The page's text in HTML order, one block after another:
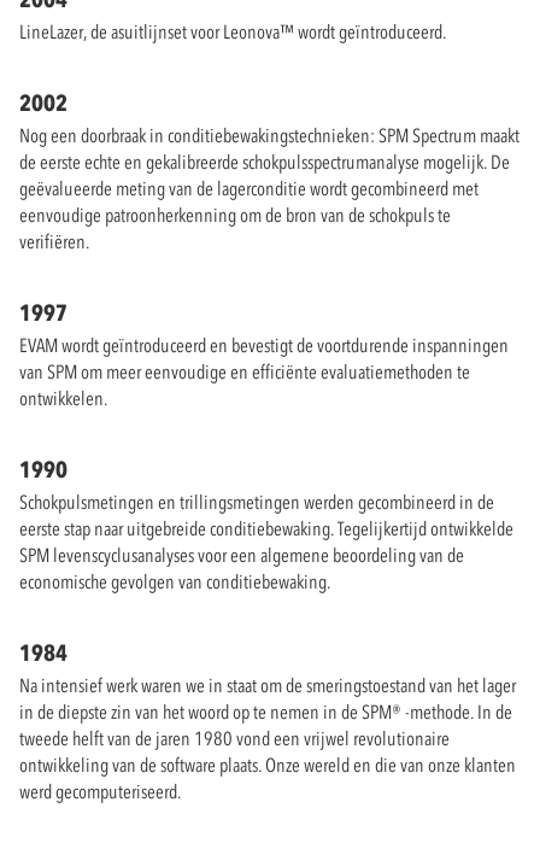
LineLazer, de asuitlijnset voor Leonova™ wordt geïntroduceerd.
2002
Nog een doorbraak in conditiebewakingstechnieken: SPM Spectrum maakt
de eerste echte en gekalibreerde schokpulsspectrumanalyse mogelijk. De
geëvalueerde meting van de lagerconditie wordt gecombineerd met
eenvoudige patroonherkenning om de bron van de schokpuls te
verifiëren.
1997
EVAM wordt geïntroduceerd en bevestigt de voortdurende inspanningen
van SPM om meer eenvoudige en efficiënte evaluatiemethoden te
ontwikkelen.
1990
Schokpulsmetingen en trillingsmetingen werden gecombineerd in de
eerste stap naar uitgebreide conditiebewaking. Tegelijkertijd ontwikkelde
SPM levenscyclusanalyses voor een algemene beoordeling van de
economische gevolgen van conditiebewaking.
1984
Na intensief werk waren we in staat om de smeringstoestand van het lager
in de diepste zin van het woord op te nemen in de SPM® -methode. In de
tweede helft van de jaren 1980 vond een vrijwel revolutionaire
ontwikkeling van de software plaats. Onze wereld en die van onze klanten
werd gecomputeriseerd.